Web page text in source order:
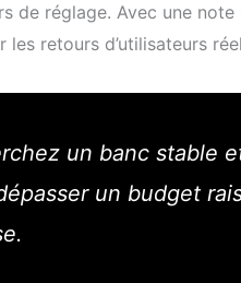
de réglage. Avec une note
les retours d’utilisateurs
un banc stable
un budget